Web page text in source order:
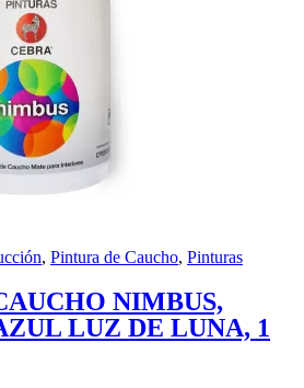
, Pintura de Caucho, Pinturas
NIMBUS,
LUZ DE LUNA, 1